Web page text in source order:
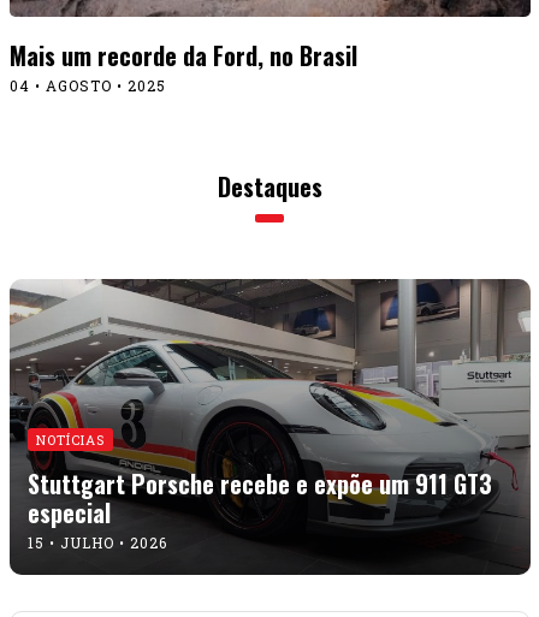
Mais um recorde da Ford, no Brasil
04 • AGOSTO • 2025
Destaques
NOTÍCIAS
Stuttgart Porsche recebe e expõe um 911 GT3
especial
15 • JULHO • 2026